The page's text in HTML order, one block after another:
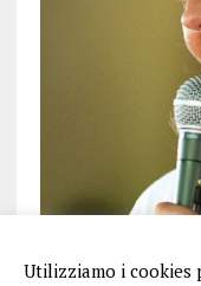
Utilizziamo i cookies